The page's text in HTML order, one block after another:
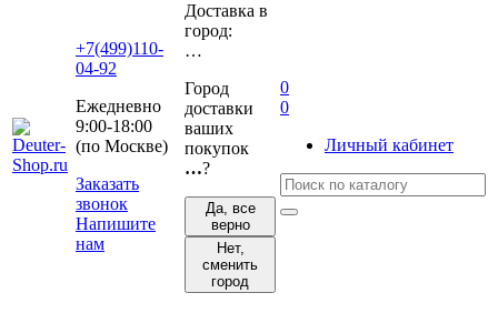
+7(499)110-
04-92
Ежедневно
9:00-18:00
(по Москве)
Заказать
звонок
Напишите
нам
Доставка в
город:
…
Город
доставки
ваших
покупок
…?
Да, все
верно
Нет,
сменить
город
0
0
Личный кабинет